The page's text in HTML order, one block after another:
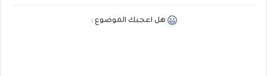
هل اعجبك الموضوع :